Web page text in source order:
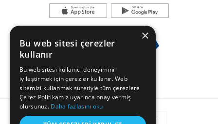
×
Bu web sitesi çerezler
kullanır
Bu web sitesi kullanıcı deneyimini
iyileştirmek için çerezler kullanır. Web
sitemizi kullanmak suretiyle tüm çerezlere
Çerez Politikamız uyarınca onay vermiş
olursunuz. Daha fazlasını oku